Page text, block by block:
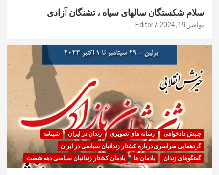
سلام شکستگان سالهای سیاه ، تشنگان آزادی
نوامبر 19, 2024 Editor
جنبش دادخواهی رسانه های تصویری زندان در ایران
شبنامه
گردهمایی سراسری درباره کشتار زندانیان سیاسی در ایران
گفتگوهای زندان
یادمان ها یادمان کشتار زندانیان سیاسی دهه شصت